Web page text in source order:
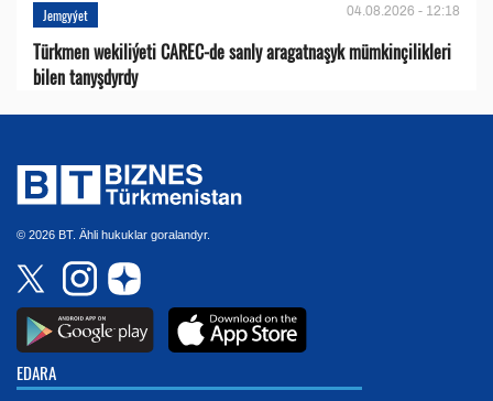
Jemgyýet 04.08.2026 - 12:18
Türkmen wekiliýeti CAREC-de sanly aragatnaşyk mümkinçilikleri
bilen tanyşdyrdy
© 2026 BT. Ähli hukuklar goralandyr.
EDARA